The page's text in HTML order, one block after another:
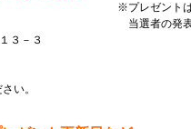
３－３
い。
※プレゼント
当選者の発